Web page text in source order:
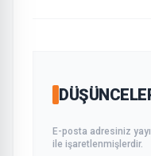
E-posta adresiniz
ile işaretlenmişlerdir.